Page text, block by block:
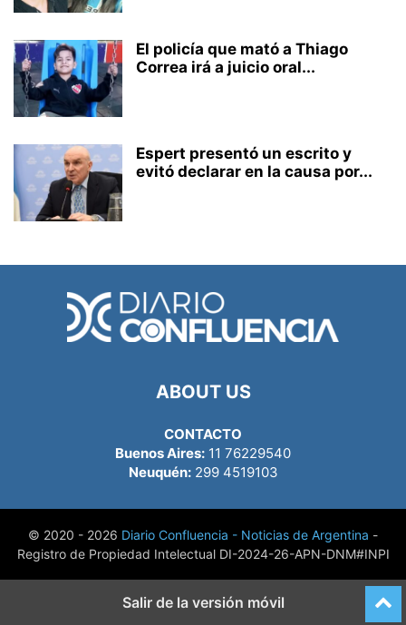
El policía que mató a Thiago
Correa irá a juicio oral...
Espert presentó un escrito y
evitó declarar en la causa por...
ABOUT US
CONTACTO
Buenos Aires: 11 76229540
Neuquén:299 4519103
© 2020 - 2026 Diario Confluencia - Noticias de Argentina -
Registro de Propiedad Intelectual DI-2024-26-APN-DNM#INPI
Salir de la versión móvil